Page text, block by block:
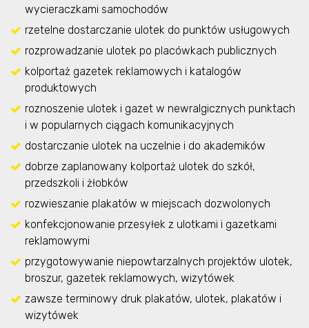
wycieraczkami samochodów
rzetelne dostarczanie ulotek do punktów usługowych
rozprowadzanie ulotek po placówkach publicznych
kolportaż gazetek reklamowych i katalogów
produktowych
roznoszenie ulotek i gazet w newralgicznych punktach
i w popularnych ciągach komunikacyjnych
dostarczanie ulotek na uczelnie i do akademików
dobrze zaplanowany kolportaż ulotek do szkół,
przedszkoli i żłobków
rozwieszanie plakatów w miejscach dozwolonych
konfekcjonowanie przesyłek z ulotkami i gazetkami
reklamowymi
przygotowywanie niepowtarzalnych projektów ulotek,
broszur, gazetek reklamowych, wizytówek
zawsze terminowy druk plakatów, ulotek, plakatów i
wizytówek